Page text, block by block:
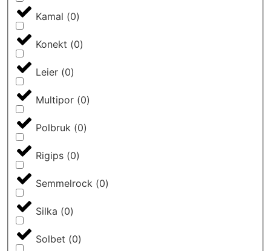
Kamal (0)
Konekt (0)
Leier (0)
Multipor (0)
Polbruk (0)
Rigips (0)
Semmelrock (0)
Silka (0)
Solbet (0)